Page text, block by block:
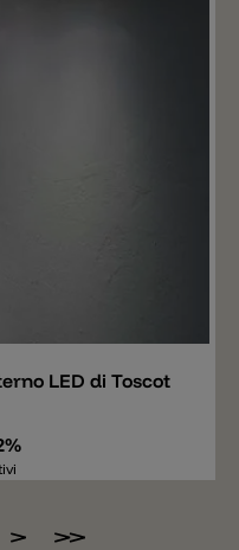
LED di Toscot